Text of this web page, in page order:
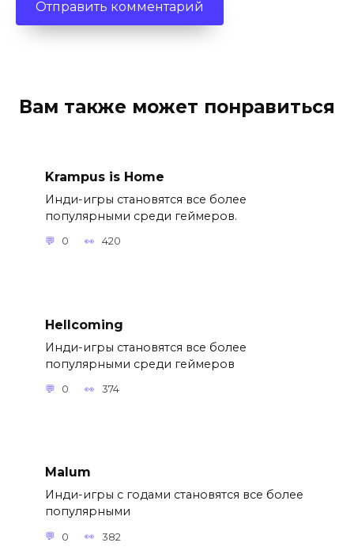
Вам также может понравиться
Krampus is Home
Инди-игры становятся все более
популярными среди геймеров.
0 420
Hellcoming
Инди-игры становятся все более
популярными среди геймеров
0 374
Malum
Инди-игры с годами становятся все более
популярными
0 382